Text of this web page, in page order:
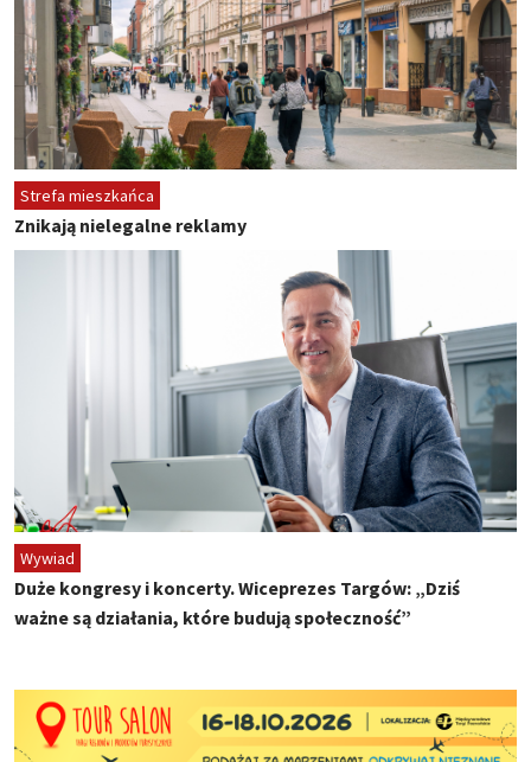
Strefa mieszkańca
Znikają nielegalne reklamy
Wywiad
Duże kongresy i koncerty. Wiceprezes Targów: „Dziś
ważne są działania, które budują społeczność”